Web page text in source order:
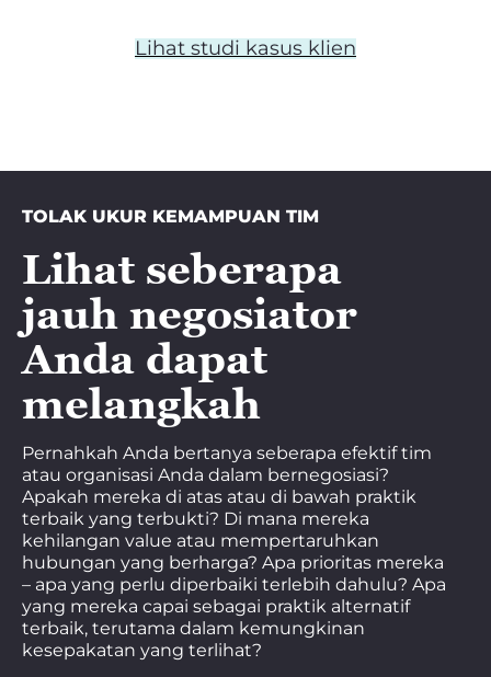
Lihat studi kasus klien
TOLAK UKUR KEMAMPUAN TIM
Lihat seberapa
jauh negosiator
Anda dapat
melangkah
Pernahkah Anda bertanya seberapa efektif tim
atau organisasi Anda dalam bernegosiasi?
Apakah mereka di atas atau di bawah praktik
terbaik yang terbukti? Di mana mereka
kehilangan value atau mempertaruhkan
hubungan yang berharga? Apa prioritas mereka
– apa yang perlu diperbaiki terlebih dahulu? Apa
yang mereka capai sebagai praktik alternatif
terbaik, terutama dalam kemungkinan
kesepakatan yang terlihat?